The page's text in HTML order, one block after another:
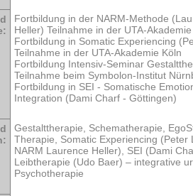
Fortbildung in der NARM-Methode
Heller) Teilnahme in der UTA-
Fortbildung in Somatic Experiencing
Teilnahme in der UTA-Akademie Köln
Fortbildung Intensiv-Seminar
Teilnahme beim Symbolon-Institut
Fortbildung in SEI - Somatische
Integration (Dami Charf - Göttingen)
Gestalttherapie, Schematherapie,
Therapie, Somatic Experiencing (Peter
NARM Laurence Heller), SEI (Dami
Leibtherapie (Udo Baer) – integrative
Psychotherapie